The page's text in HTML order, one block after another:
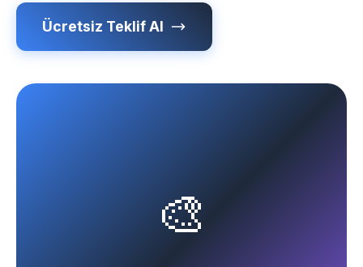
Ücretsiz Teklif Al
🎨